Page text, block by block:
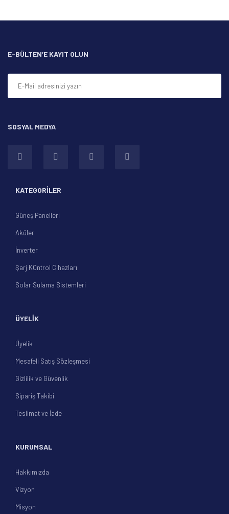
Ürün açıklamasında eksik bilgiler bulunuyor.
E-BÜLTEN’E KAYIT OLUN
SOSYAL MEDYA
KATEGORİLER
Güneş Panelleri
Aküler
İnverter
Şarj KOntrol Cihazları
Solar Sulama Sistemleri
ÜYELİK
Üyelik
Mesafeli Satış Sözleşmesi
Gizlilik ve Güvenlik
Sipariş Takibi
Teslimat ve İade
KURUMSAL
Hakkımızda
Vizyon
Misyon